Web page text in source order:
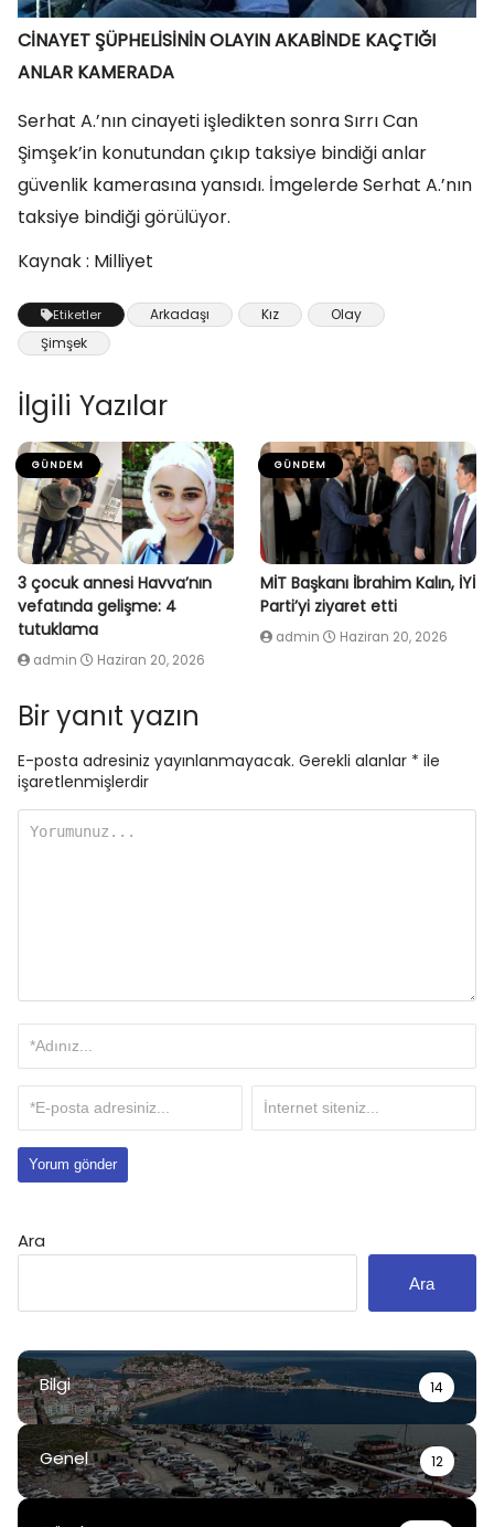
CİNAYET ŞÜPHELİSİNİN OLAYIN AKABİNDE KAÇTIĞI
ANLAR KAMERADA
Serhat A.’nın cinayeti işledikten sonra Sırrı Can
Şimşek’in konutundan çıkıp taksiye bindiği anlar
güvenlik kamerasına yansıdı. İmgelerde Serhat A.’nın
taksiye bindiği görülüyor.
Kaynak : Milliyet
Etiketler Arkadaşı Kız
Olay
Şimşek
İlgili Yazılar
GÜNDEM
3 çocuk annesi Havva’nın
vefatında gelişme: 4
tutuklama
admin Haziran 20, 2026
GÜNDEM
MİT Başkanı İbrahim Kalın, İYİ
Parti’yi ziyaret etti
admin Haziran 20, 2026
Bir yanıt yazın
E-posta adresiniz yayınlanmayacak. Gerekli alanlar * ile
işaretlenmişlerdir
Ara
Ara
Bilgi 14
Genel 12